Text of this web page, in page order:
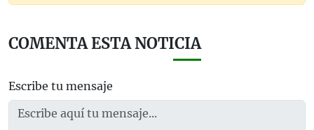
COMENTA ESTA NOTICIA
Escribe tu mensaje